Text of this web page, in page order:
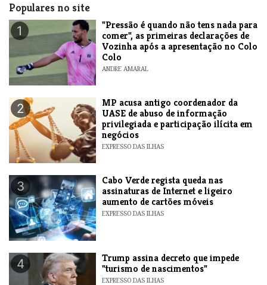
Populares no site
1
"Pressão é quando não tens nada para
comer", as primeiras declarações de
Vozinha após a apresentação no Colo
Colo
ANDRE AMARAL
2
MP acusa antigo coordenador da
UASE de abuso de informação
privilegiada e participação ilícita em
negócios
EXPRESSO DAS ILHAS
3
Cabo Verde regista queda nas
assinaturas de Internet e ligeiro
aumento de cartões móveis
EXPRESSO DAS ILHAS
4
Trump assina decreto que impede
"turismo de nascimentos"
EXPRESSO DAS ILHAS